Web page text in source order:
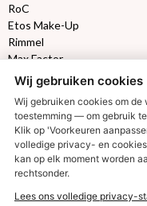
RoC
Etos Make-Up
Rimmel
Max Factor
Etos aanbiedingen:
Aussie
Gillette
Gezichtsverzorging
Syoss
Wij gebruiken cookies
Wij gebruiken cookies om
toestemming — om gebruik
Klik op 'Voorkeuren
volledige privacy- en
kan op elk moment worden
rechtsonder.
Lees ons volledige privacy-